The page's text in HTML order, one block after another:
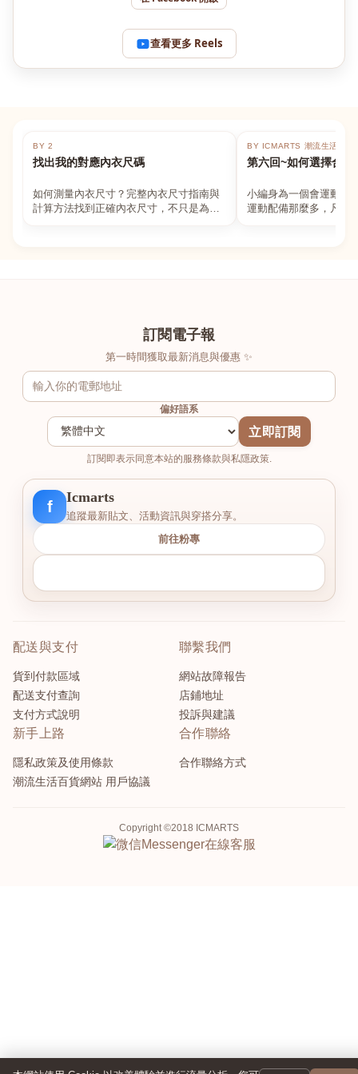
查看更多 Reels
BY 2
找出我的對應內衣尺碼
如何測量內衣尺寸？完整內衣尺寸指南與
計算方法找到正確內衣尺寸，不只是為了
BY ICMARTS 潮流生活百貨
第六回~如何選擇合適
小編身為一個會運動的
運動配備那麼多，凡舉
訂閱電子報
第一時間獲取最新消息與優惠 ✨
偏好語系
立即訂閱
訂閱即表示同意本站的服務條款與私隱政策.
f
Icmarts
追蹤最新貼文、活動資訊與穿搭分享。
前往粉專
配送與支付
貨到付款區域
配送支付查詢
支付方式說明
聯繫我們
網站故障報告
店鋪地址
投訴與建議
新手上路
隱私政策及使用條款
潮流生活百貨網站 用戶協議
合作聯絡
合作聯絡方式
Copyright ©2018 ICMARTS
Messenger在線客服